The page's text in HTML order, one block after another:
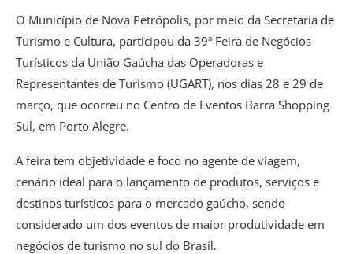
O Município de Nova Petrópolis, por meio da Secretaria de
Turismo e Cultura, participou da 39ª Feira de Negócios
Turísticos da União Gaúcha das Operadoras e
Representantes de Turismo (UGART), nos dias 28 e 29 de
março, que ocorreu no Centro de Eventos Barra Shopping
Sul, em Porto Alegre.
A feira tem objetividade e foco no agente de viagem,
cenário ideal para o lançamento de produtos, serviços e
destinos turísticos para o mercado gaúcho, sendo
considerado um dos eventos de maior produtividade em
negócios de turismo no sul do Brasil.